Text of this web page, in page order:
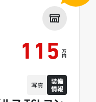
115 万
円
写真
装備
情報